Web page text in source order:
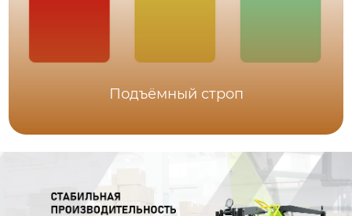
Подъёмный строп